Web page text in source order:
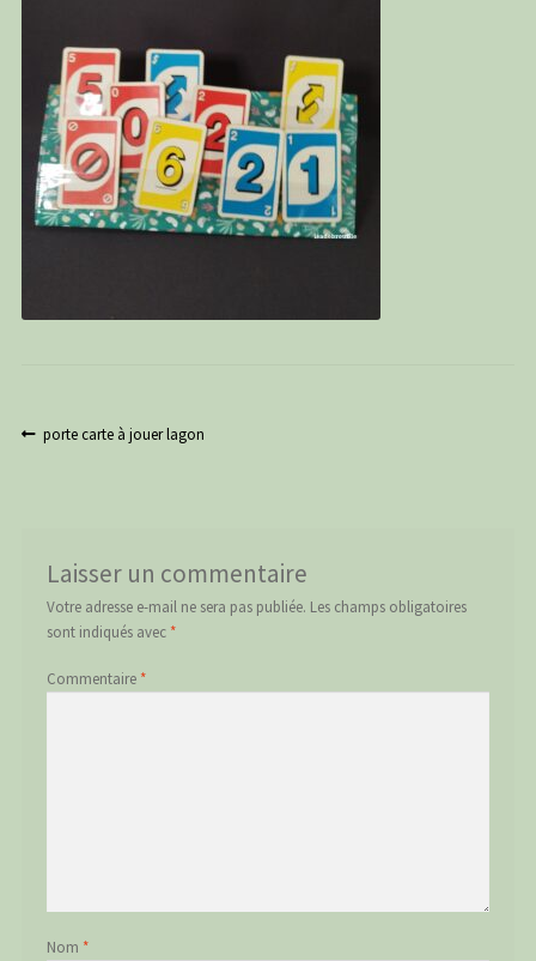
CONTACT
C G
Navigation
Article
porte carte à jouer lagon
Laisser un commentaire
Votre adresse e-mail ne sera pas publiée. Les champs obligatoires
sont indiqués avec *
Commentaire *
Nom *